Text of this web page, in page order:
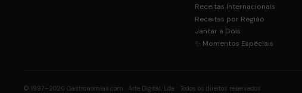
Receitas Internacionais
Receitas por Região
Jantar a Dois
✨ Momentos Especiais
© 1997–2026 Gastronomias.com · Arte Digital, Lda. · Todos os direitos reservados